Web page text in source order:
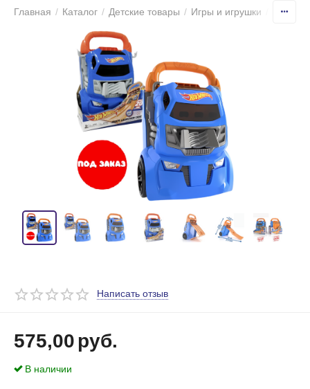
Главная / Каталог / Детские товары / Игры и игрушки
Написать отзыв
575,00руб.
В наличии